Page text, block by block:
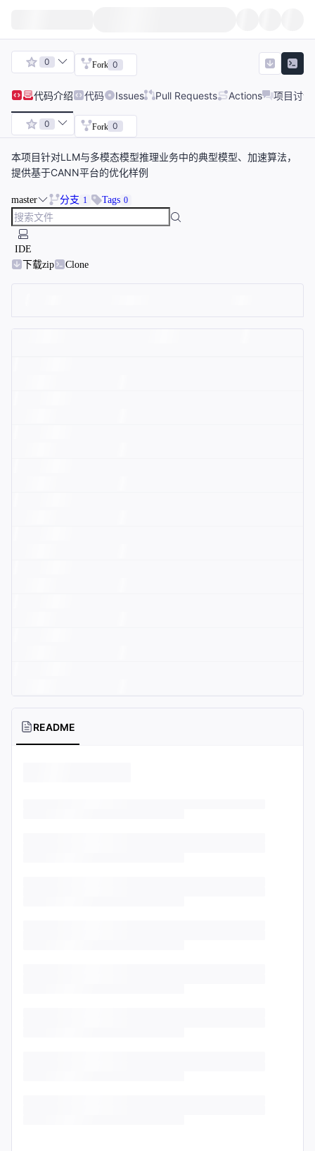
0 Fork 0
代码介绍 代码 Issues Pull Requests Actions 项目讨论
0 Fork 0
本项目针对LLM与多模态模型推理业务中的典型模型、加速算法，
提供基于CANN平台的优化样例
master 分支 1 Tags 0
IDE
下载zip
Clone
README